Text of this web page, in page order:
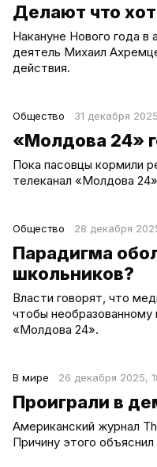
Делают что
Накануне Нового года
деятель Михаил
действия.
Общество 31 декабря
«Молдова 24»
Пока пасовцы кормили
телеканал «Молдова
Общество 28 декабря
Парадигма
школьников?
Власти говорят, что
чтобы
«Молдова 24».
В мире 26 декабря 2025,
Проиграли в
Американский журнал
Причину этого